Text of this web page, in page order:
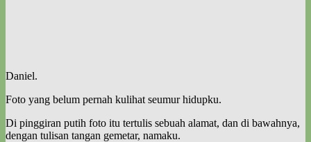
Daniel.
Foto yang belum pernah kulihat seumur hidupku.
Di pinggiran putih foto itu tertulis sebuah alamat, dan di bawahnya,
dengan tulisan tangan gemetar, namaku.